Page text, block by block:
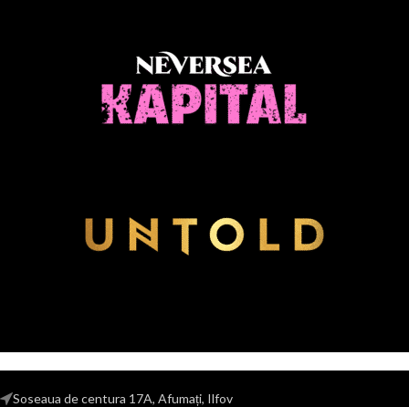
Soseaua de centura 17A, Afumați, Ilfov